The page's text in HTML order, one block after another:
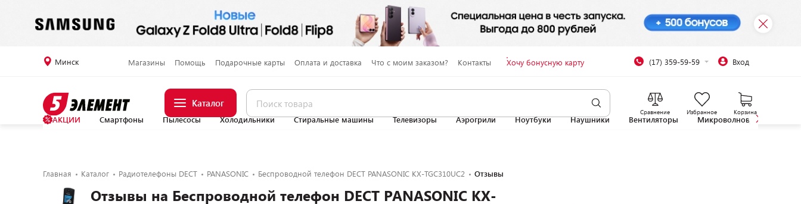
Минск Магазины Помощь Подарочные карты Оплата и доставка Что с моим заказом? Контакты Хочу бонусную карту (17) 359-59-59 Вход
Каталог
Сравнение Избранное Корзина
АКЦИИ Смартфоны Пылесосы Холодильники Стиральные машины Телевизоры Аэрогрили Ноутбуки Наушники Вентиляторы Микроволновые печи
Главная Каталог Радиотелефоны DECT PANASONIC Беспроводной телефон DECT PANASONIC KX-TGC310UC2 Отзывы
Отзывы на Беспроводной телефон DECT PANASONIC KX-